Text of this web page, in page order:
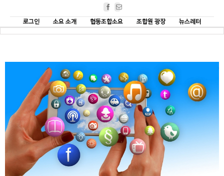
Facebook
로그인
소요 소개 협동조합소요 조합원 광장 뉴스레터